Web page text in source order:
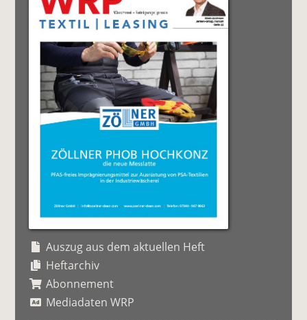
Auszug aus dem aktuellen Heft
Heftarchiv
Abonnement
Mediadaten WRP